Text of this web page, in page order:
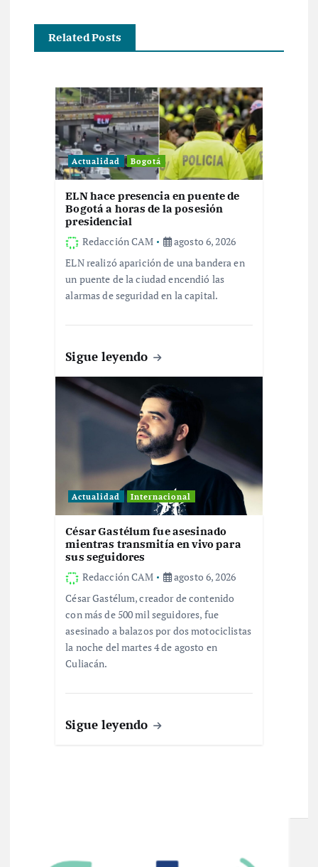
Related Posts
Actualidad Bogotá
ELN hace presencia en puente de
Bogotá a horas de la posesión
presidencial
Redacción CAM
agosto 6, 2026
ELN realizó aparición de una bandera en
un puente de la ciudad encendió las
alarmas de seguridad en la capital.
Sigue leyendo
Actualidad Internacional
César Gastélum fue asesinado
mientras transmitía en vivo para
sus seguidores
Redacción CAM
agosto 6, 2026
César Gastélum, creador de contenido
con más de 500 mil seguidores, fue
asesinado a balazos por dos motociclistas
la noche del martes 4 de agosto en
Culiacán.
Sigue leyendo